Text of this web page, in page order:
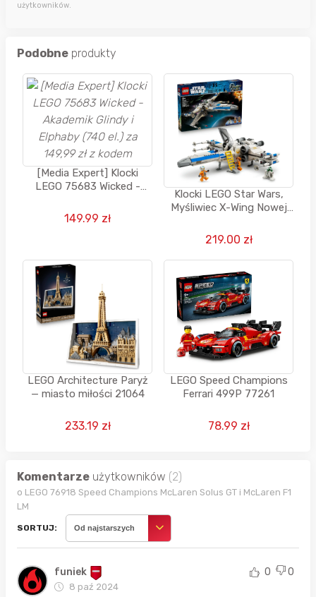
użytkowników.
Podobne produkty
[Media Expert] Klocki
LEGO 75683 Wicked -
(740 el.) za 149,99 zł z
149.99 zł
Klocki LEGO Star Wars,
Myśliwiec X-Wing Nowej
219.00 zł
LEGO Architecture Paryż
— miasto miłości 21064
233.19 zł
LEGO Speed Champions
Ferrari 499P 77261
78.99 zł
Komentarze użytkowników (2)
o LEGO 76918 Speed Champions McLaren Solus GT i McLaren F1
LM
SORTUJ: Od najstarszych
funiek
8 paź 2024
0 0